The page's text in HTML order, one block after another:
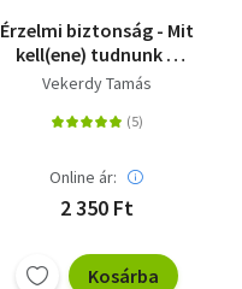
Érzelmi biztonság - Mit
kell(ene) tudnunk a
gyerekekről és
Vekerdy Tamás
Online ár:
2 350 Ft
Kosárba